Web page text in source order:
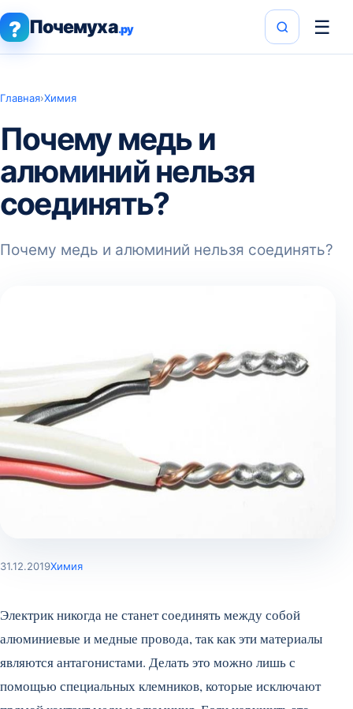
? Почемуха.ру ☰
Главная›Химия
Почему медь и
алюминий нельзя
соединять?
Почему медь и алюминий нельзя соединять?
31.12.2019Химия
Электрик никогда не станет соединять между собой
алюминиевые и медные провода, так как эти материалы
являются антагонистами. Делать это можно лишь с
помощью специальных клемников, которые исключают